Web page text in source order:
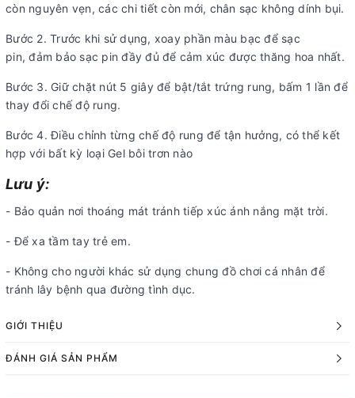
còn nguyên vẹn, các chi tiết còn mới, chân sạc không dính bụi.
Bước 2. Trước khi sử dụng, xoay phần màu bạc để sạc
pin, đảm bảo sạc pin đầy đủ để cảm xúc được thăng hoa nhất.
Bước 3. Giữ chặt nút 5 giây để bật/tắt trứng rung, bấm 1 lần để
thay đổi chế độ rung.
Bước 4. Điều chỉnh từng chế độ rung để tận hưởng, có thể kết
hợp với bất kỳ loại Gel bôi trơn nào
Lưu ý:
- Bảo quản nơi thoáng mát tránh tiếp xúc ánh nắng mặt trời.
- Để xa tầm tay trẻ em.
- Không cho người khác sử dụng chung đồ chơi cá nhân để
tránh lây bệnh qua đường tình dục.
GIỚI THIỆU
ĐÁNH GIÁ SẢN PHẨM